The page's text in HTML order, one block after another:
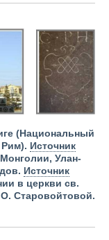
(Национальный
Рим). Источник
Улан-
Источник
в церкви св.
Старовойтовой.